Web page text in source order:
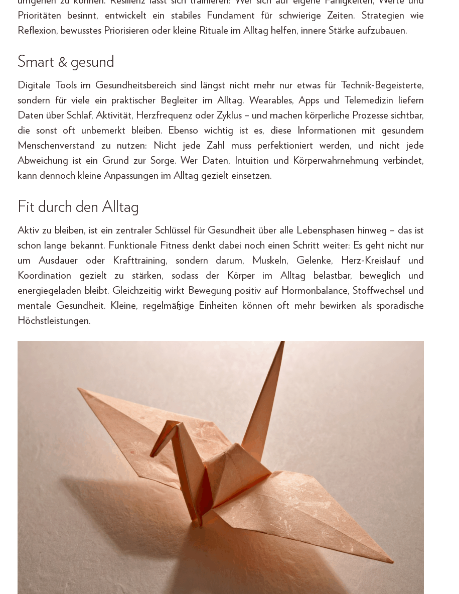
Prioritäten besinnt, entwickelt ein stabiles Fundament für schwierige Zeiten. Strategien wie
Reflexion, bewusstes Priorisieren oder kleine Rituale im Alltag helfen, innere Stärke aufzubauen.
Smart & gesund
Digitale Tools im Gesundheitsbereich sind längst nicht mehr nur etwas für Technik-Begeisterte,
sondern für viele ein praktischer Begleiter im Alltag. Wearables, Apps und Telemedizin liefern
Daten über Schlaf, Aktivität, Herzfrequenz oder Zyklus – und machen körperliche Prozesse sichtbar,
die sonst oft unbemerkt bleiben. Ebenso wichtig ist es, diese Informationen mit gesundem
Menschenverstand zu nutzen: Nicht jede Zahl muss perfektioniert werden, und nicht jede
Abweichung ist ein Grund zur Sorge. Wer Daten, Intuition und Körperwahrnehmung verbindet,
kann dennoch kleine Anpassungen im Alltag gezielt einsetzen.
Fit durch den Alltag
Aktiv zu bleiben, ist ein zentraler Schlüssel für Gesundheit über alle Lebensphasen hinweg – das ist
schon lange bekannt. Funktionale Fitness denkt dabei noch einen Schritt weiter: Es geht nicht nur
um Ausdauer oder Krafttraining, sondern darum, Muskeln, Gelenke, Herz-Kreislauf und
Koordination gezielt zu stärken, sodass der Körper im Alltag belastbar, beweglich und
energiegeladen bleibt. Gleichzeitig wirkt Bewegung positiv auf Hormonbalance, Stoffwechsel und
mentale Gesundheit. Kleine, regelmäßige Einheiten können oft mehr bewirken als sporadische
Höchstleistungen.